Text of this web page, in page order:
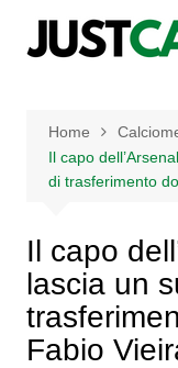
Home
Il capo
di trasferimento
Il capo
lascia un
Fabio